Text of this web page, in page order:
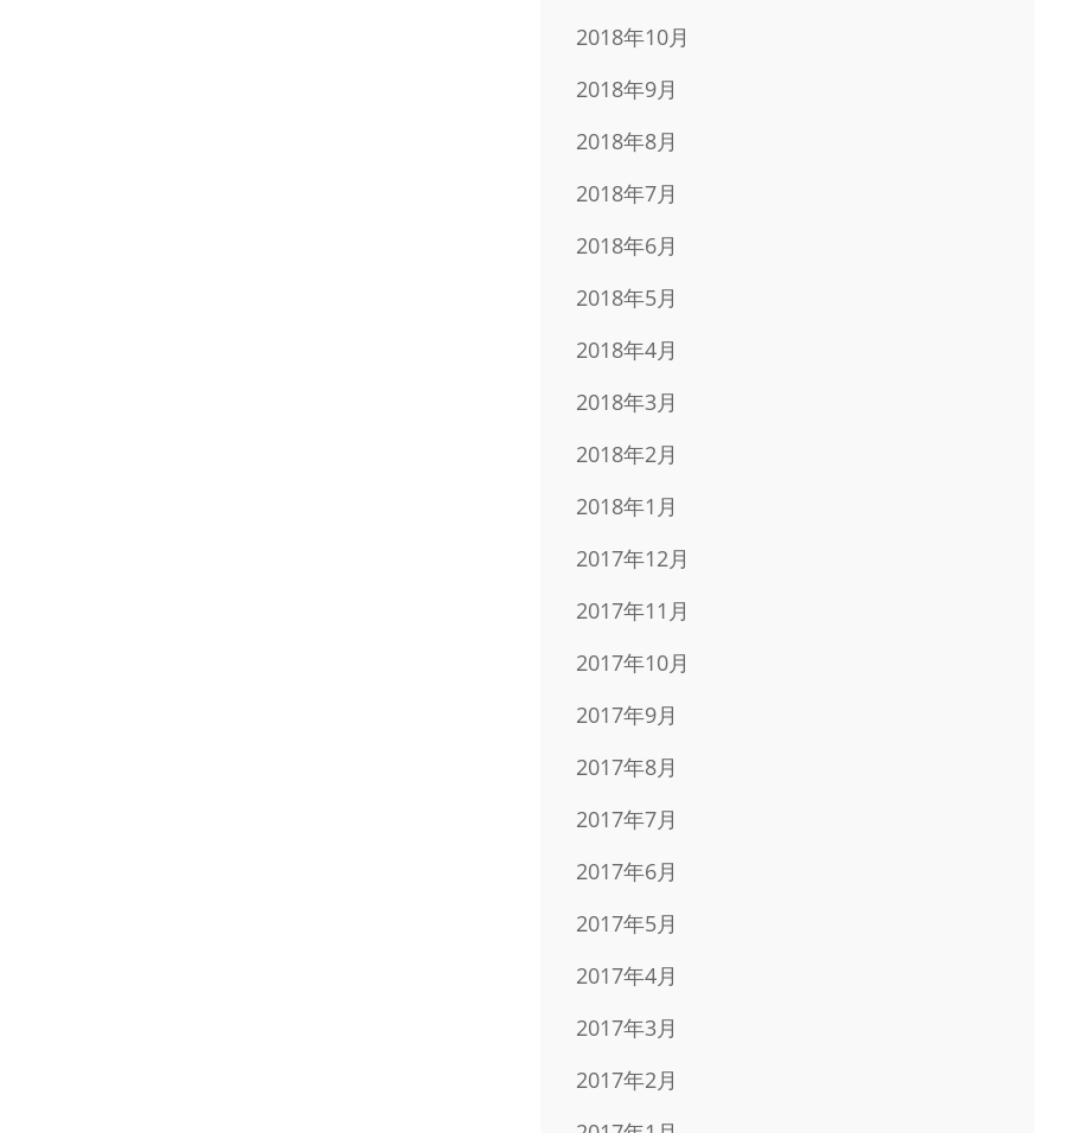
2018年10月
2018年9月
2018年8月
2018年7月
2018年6月
2018年5月
2018年4月
2018年3月
2018年2月
2018年1月
2017年12月
2017年11月
2017年10月
2017年9月
2017年8月
2017年7月
2017年6月
2017年5月
2017年4月
2017年3月
2017年2月